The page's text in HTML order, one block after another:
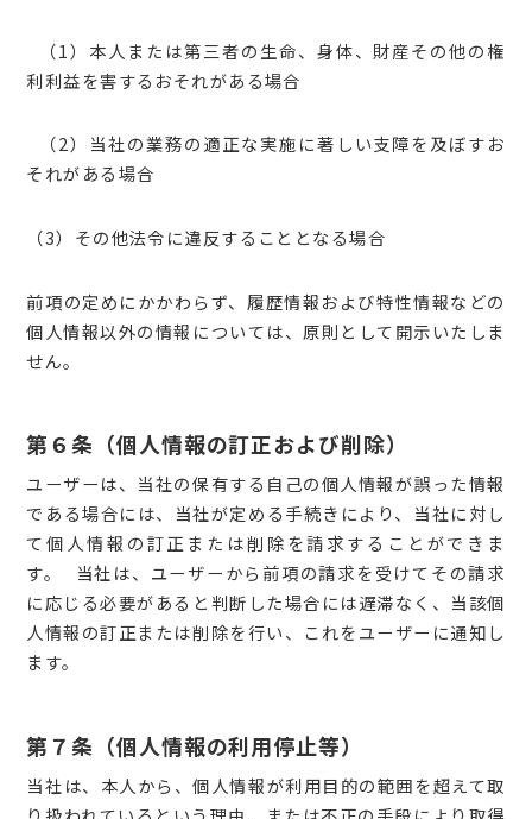
（1）本人または第三者の生命、身体、財産その他の権
利利益を害するおそれがある場合
（2）当社の業務の適正な実施に著しい支障を及ぼすお
それがある場合
（3）その他法令に違反することとなる場合
前項の定めにかかわらず、履歴情報および特性情報などの
個人情報以外の情報については、原則として開示いたしま
せん。
第６条（個人情報の訂正および削除）
ユーザーは、当社の保有する自己の個人情報が誤った情報
である場合には、当社が定める手続きにより、当社に対し
て個人情報の訂正または削除を請求することができま
す。 当社は、ユーザーから前項の請求を受けてその請求
に応じる必要があると判断した場合には遅滞なく、当該個
人情報の訂正または削除を行い、これをユーザーに通知し
ます。
第７条（個人情報の利用停止等）
当社は、本人から、個人情報が利用目的の範囲を超えて取